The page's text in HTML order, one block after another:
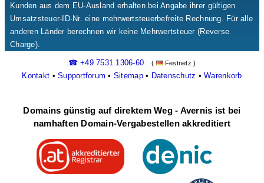
Kunden aus dem EU-Ausland erhalten bei Angabe ihrer gültigen
Umsatzsteuer-ID-Nr. eine mehrwertsteuerbefreite Rechnung. Für alle
anderen Länder berechnen wir keine Mehrwertsteuer (Reverse
Charge).
☎ +49 7531 1306-60 ( Festnetz )
Kontakt •Supportforum • Sitemap• Datenschutz •Warenkorb
Domains günstig auf direktem Weg - Avernis ist bei
namhaften Domain-Vergabestellen akkreditiert